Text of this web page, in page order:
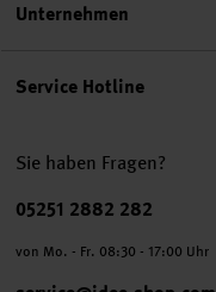
Service Hotline
Sie haben Fragen?
Telefonnummer
05251 2882 282
von Mo. - Fr. 08:30 - 17:00 Uhr
Unternehmen